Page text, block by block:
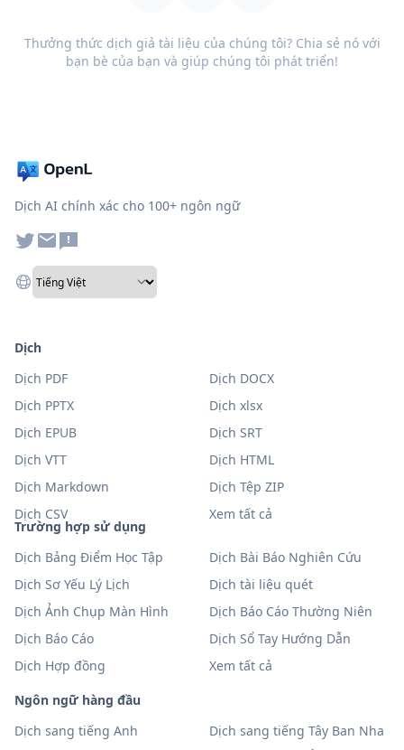
Thưởng thức dịch giả tài liệu của chúng tôi? Chia sẻ nó với
bạn bè của bạn và giúp chúng tôi phát triển!
Dịch AI chính xác cho 100+ ngôn ngữ
Trường hợp sử dụng
Dịch Bảng Điểm Học Tập
Dịch Bài Báo Nghiên Cứu
Dịch Sơ Yếu Lý Lịch
Dịch tài liệu quét
Dịch Ảnh Chụp Màn Hình
Dịch Báo Cáo Thường Niên
Dịch Báo Cáo
Dịch Sổ Tay Hướng Dẫn
Dịch Hợp đồng
Xem tất cả
Ngôn ngữ hàng đầu
Dịch sang tiếng Anh
Dịch sang tiếng Tây Ban Nha
Dịch
Dịch PDF
Dịch DOCX
Dịch PPTX
Dịch xlsx
Dịch EPUB
Dịch SRT
Dịch VTT
Dịch HTML
Dịch Markdown
Dịch Tệp ZIP
Dịch CSV
Xem tất cả